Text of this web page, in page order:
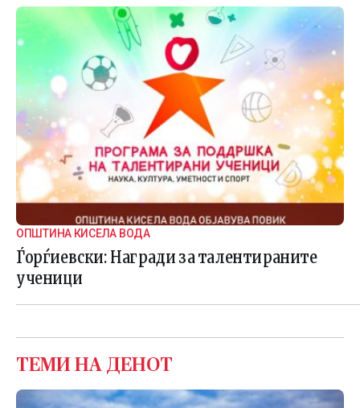
ОПШТИНА КИСЕЛА ВОДА
Ѓорѓиевски: Награди за талентираните
ученици
ТЕМИ НА ДЕНОТ